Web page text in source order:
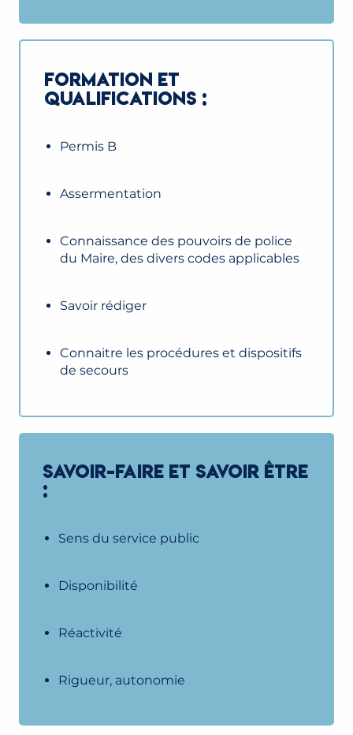
FORMATION ET
QUALIFICATIONS :
Permis B
Assermentation
Connaissance des pouvoirs de police
du Maire, des divers codes applicables
Savoir rédiger
Connaitre les procédures et dispositifs
de secours
SAVOIR-FAIRE ET SAVOIR ÊTRE
:
Sens du service public
Disponibilité
Réactivité
Rigueur, autonomie